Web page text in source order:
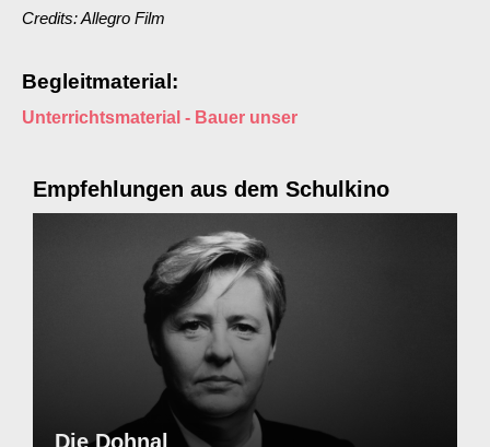
Credits: Allegro Film
Begleitmaterial:
Unterrichtsmaterial - Bauer unser
Empfehlungen aus dem Schulkino
Die Dohnal